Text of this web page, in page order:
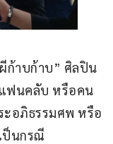
ผีก้าบก้าบ” ศิลปิน
ฟนคลับ หรือคน
ะอภิธรรมศพ หรือ
ป็นกรณี